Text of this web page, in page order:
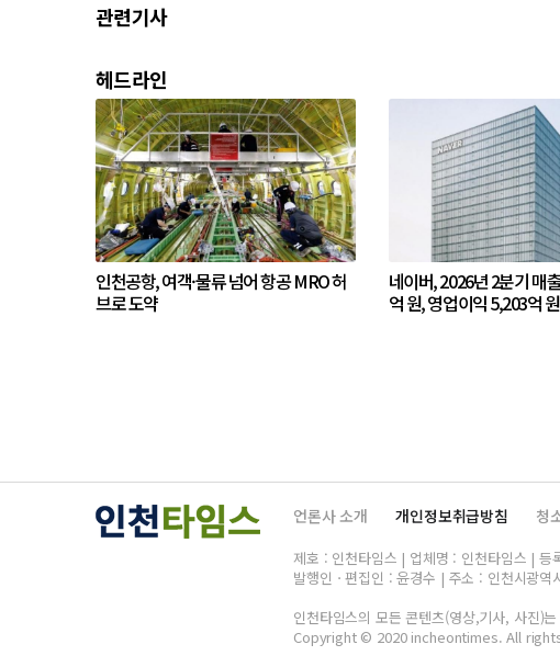
관련기사
헤드라인
인천공항, 여객·물류 넘어 항공 MRO 허
브로 도약
네이버, 2026년 2분기 매
억 원, 영업이익 5,203억
언론사 소개 개인정보취급방침 청
제호 : 인천타임스 | 업체명 : 인천타임스 |
발행인ㆍ편집인 : 윤경수 | 주소 : 인천시광
인천타임스의 모든 콘텐츠(영상,기사, 사진)
Copyright © 2020 incheontimes. All